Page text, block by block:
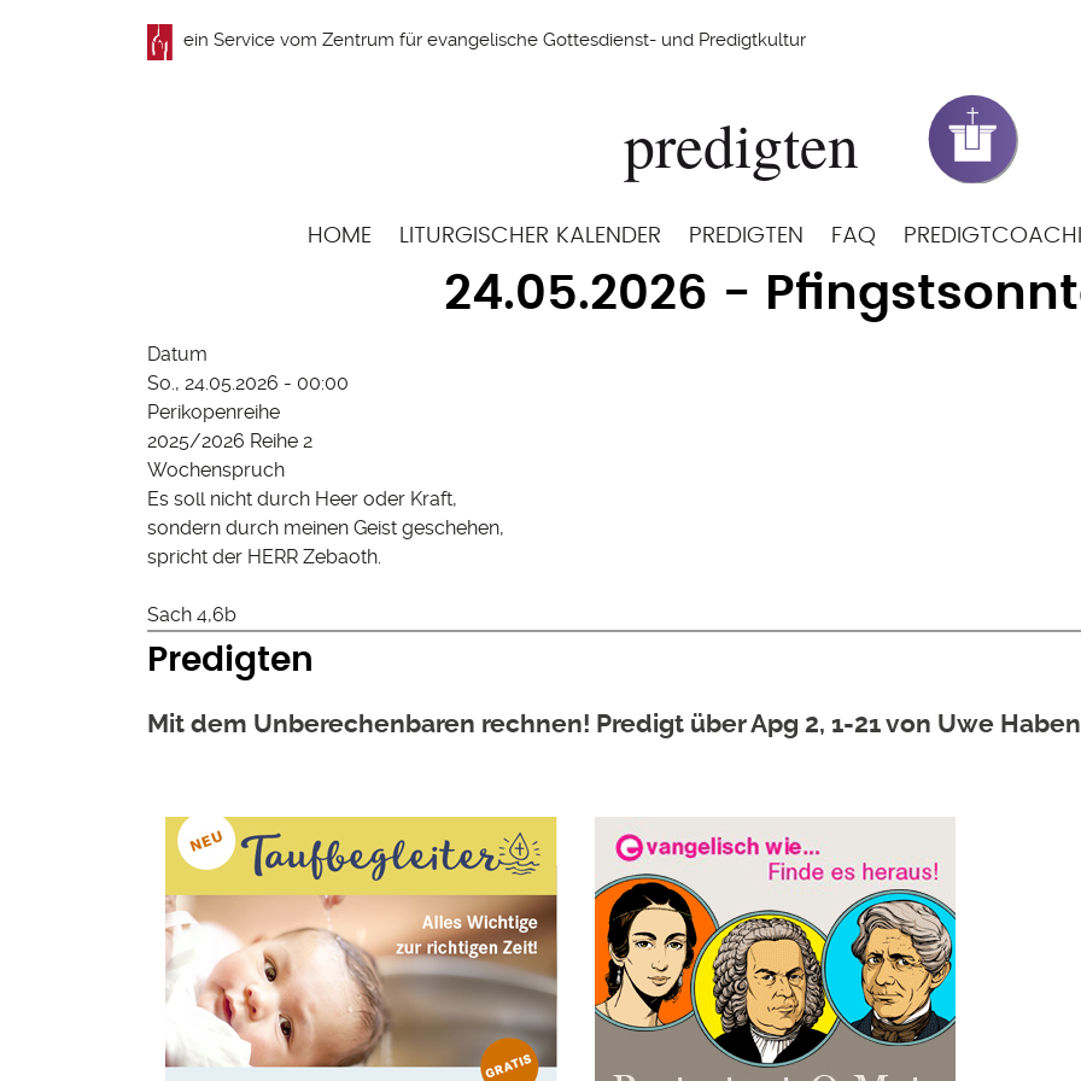
ein Service vom Zentrum für evangelische Gottesdienst- und Predigtkultur
Hauptnavigation
HOME LITURGISCHER KALENDER PREDIGTEN FAQ
24.05.2026 -
Datum
So., 24.05.2026 - 00:00
Perikopenreihe
2025/2026 Reihe 2
Wochenspruch
Es soll nicht durch Heer oder Kraft,
sondern durch meinen Geist geschehen,
spricht der HERR Zebaoth.
Sach 4,6b
Predigten
Mit dem Unberechenbaren rechnen! Predigt über Apg 2, 1-21 von Uwe